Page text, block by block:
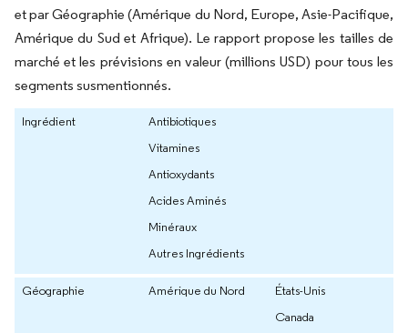
et par Géographie (Amérique du Nord, Europe, Asie-Pacifique,
Amérique du Sud et Afrique). Le rapport propose les tailles de
marché et les prévisions en valeur (millions USD) pour tous les
segments susmentionnés.
Ingrédient
Antibiotiques
Vitamines
Antioxydants
Acides Aminés
Minéraux
Autres Ingrédients
Géographie Amérique du Nord
États-Unis
Canada